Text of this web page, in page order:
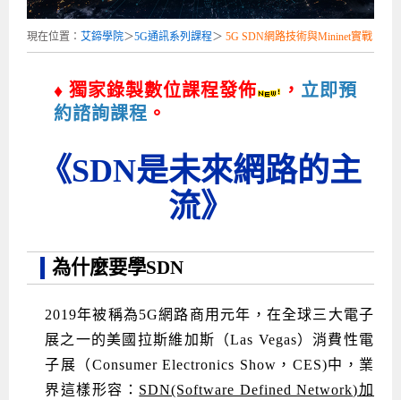
獲獎與榮耀
ARM Boot Loader設計
Raspberry Pi之Python程式設計硬體控制
[學程]MCU韌體設計實戰
生醫感測器整合設計班
穿戴式裝置應用開發
嵌入式即時作業系統FreeRTOS 設計實作
感測電路設計與應用
工業電子丙級輔導考照課程
[學程]感測電路Plus+MCU韌體設計實戰
AI深度學習與影像辨識實戰
AI機器學習與深度學習實戰班
AI課程總覽頁
AI邊緣運算實作TensorFlow Lite for MCU
AI深度學習之問答系統實作
AI強化學習 - 自動控制應用
讓 AI 成為你的數位同事
iPAS AI應用規劃師能力鑑定
iPAS巨量資料分析師
Web及雲端系列課程
AI雲端原生與MLOps自動化實務
Web全端開發應用班
[學程]物聯網全端與深度學習整合
[學程]物聯網整合開發實戰
5G技術-SDN與Mininet實作
iPAS AIoT應用工程師(物聯網類)
5G-SDN通訊系列課程
ROS機器人自走車系統開發應用
ROS機器手臂控制&演算法實戰
電腦視覺與影像處理課程
AI深度學習與影像辨識實戰
嵌入式Linux開發與AI影像辨識
智能機器人系統整合開發
ARM Boot Loader設計
ARM Cortex-M0 應用整合設計
C語言程式設計
資料結構精修班
C++程式設計
Python程式實戰養成學程
Android系列課程
Android嵌入式平台開發訓練班
Android APP 實戰開發學程
Android Framework
iOS程式開發系列課程
iPhone程式設計基礎班
iPhone程式設計進階班
Android嵌入式平台開發訓練班
產品應用系列課程
iPAS AI應用規劃師能力鑑定課程
Linux驅動程式
使用C語言控制Raspberry Pi
Raspberry Pi 開發入門
Python硬體控制-Pi Pico物聯網實作
AI邊緣運算實作TensorFlow Lite for MCU
iPAS AI應用規劃師能力鑑定課程
生成式AI能力認證
Python機器學習與深度學習
AI雲端原生與MLOps自動化實務
自然語言處理與大型語言模型
資料分析與視覺化
非監督式學習
Edge AI與Pi Pico實作應用
Web及雲端系列課程
AI雲端原生與MLOps自動化實務
物聯網整合開發與應用
iPAS AIoT應用工程師(物聯網類)
5G - SDN與Mininet實作
iPAS產業人才能力鑑定系列
iPAS AIoT應用工程師(物聯網類)
高中生升學超前部署課程總覽
APCS檢定 C語言課程
APCS檢定培訓課程
【遠距同步】APCS寒/暑假營隊
【遠距同步】青少年AI冬/夏令營
程式語言系列
Python程式設計
JavaScript程式設計
C++程式設計
Python進階程式設計：從資料結構到演算法
Python硬體控制-Pi Pico
Raspberry Pi 使用入門
Edge AI與Raspberry Pi Pico實作應用
硬體控制使用Python
5G關鍵技術- SDN與Mininet實作
創意程式設計系列
micro:bit 創意程式設計
Scratch 創意程式設計
更多...
企業徵才
電腦教室租借服務[台北]
學員見證
廠商求才
學員常見問題
最新成果展
校園巡迴講座
青少年AI人工智慧實作班[高中生]
高中生升學超前部署課程總覽
會員優惠
現在位置： 艾鍗學院＞5G通訊系列課程＞ 5G SDN網路技術與Mininet實戰
♦ 獨家錄製數位課程發佈 ， 立即預
約諮詢課程 。
《SDN是未來網路的主
流》
為什麼要學SDN
2019年被稱為5G網路商用元年，在全球三大電子
展之一的美國拉斯維加斯（Las Vegas）消費性電
子展（Consumer Electronics Show，CES)中，業
界這樣形容： SDN(Software Defined Network)加